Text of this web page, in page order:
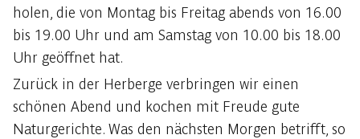
holen, die von Montag bis Freitag abends von 16.00
bis 19.00 Uhr und am Samstag von 10.00 bis 18.00
Uhr geöffnet hat.
Zurück in der Herberge verbringen wir einen
schönen Abend und kochen mit Freude gute
Naturgerichte. Was den nächsten Morgen betrifft, so